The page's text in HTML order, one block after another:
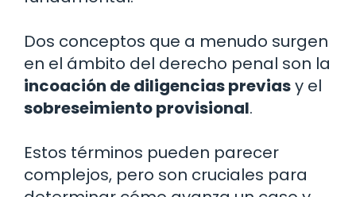
Dos conceptos que a menudo surgen
en el ámbito del derecho penal son la
incoación de diligencias previasy el
sobreseimiento provisional.
Estos términos pueden parecer
complejos, pero son cruciales para